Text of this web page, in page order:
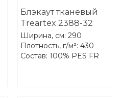
Блэкаут тканевый
Treartex 2388-32
Ширина, см: 290
Плотность, г/м²: 430
Состав: 100% PES FR